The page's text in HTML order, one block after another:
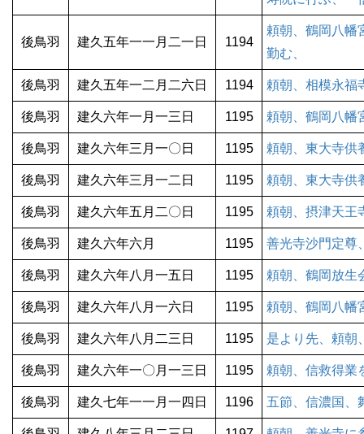
後鳥羽 建久五年一一月二一日 1194
頼朝、鶴岡八幡
勤む、
後鳥羽 建久五年一二月二六日 1194 頼朝、相模永福
後鳥羽 建久六年一月一三日 1195 頼朝、鶴岡八幡
後鳥羽 建久六年三月一〇日 1195 頼朝、東大寺供
後鳥羽 建久六年三月一二日 1195 頼朝、東大寺供
後鳥羽 建久六年五月二〇日 1195 頼朝、摂津天王
後鳥羽 建久六年六月 1195 善光寺沙門定尊
後鳥羽 建久六年八月一五日 1195 頼朝、鶴岡放生
後鳥羽 建久六年八月一六日 1195 頼朝、鶴岡八幡
後鳥羽 建久六年八月二三日 1195 是より先、頼朝
後鳥羽 建久六年一〇月一三日 1195 頼朝、信救得
後鳥羽 建久七年一一月一四日 1196 五節、信濃国、